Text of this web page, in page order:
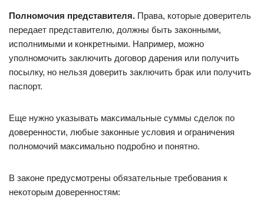
Полномочия представителя. Права, которые доверитель
передает представителю, должны быть законными,
исполнимыми и конкретными. Например, можно
уполномочить заключить договор дарения или получить
посылку, но нельзя доверить заключить брак или получить
паспорт.
Еще нужно указывать максимальные суммы сделок по
доверенности, любые законные условия и ограничения
полномочий максимально подробно и понятно.
В законе предусмотрены обязательные требования к
некоторым доверенностям: